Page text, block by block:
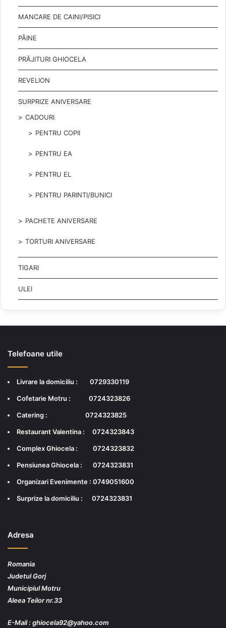
MANCARE DE CAINI/PISICI
PÂINE
PRĂJITURI GHIOCELA
REVELION
SURPRIZE ANIVERSARE
CADOURI
PENTRU COPII
PENTRU EA
PENTRU EL
PENTRU PARINTI/BUNICI
PACHETE ANIVERSARE
TORTURI ANIVERSARE
TIGARI
ULEI
Telefoane utile
Livrare la domiciliu : 0729330119
Cofetarie Motru : 0724323826
Catering : 0724323825
Restaurant Valentina : 0724323843
Complex Ghiocela : 0724323832
Pensiunea Ghiocela : 0724323831
Organizari Evenimente : 0749051600
Surprize la domiciliu : 0724323831
Adresa
Romania
Judetul Gorj
MunicipiulMotru
Aleea Teilor nr.33
E-Mail : ghiocela92@yahoo.com